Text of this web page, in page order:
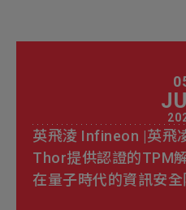
英飛淩 Infineon |英飛
Thor提供認證的TPM
在量子時代的資訊安全